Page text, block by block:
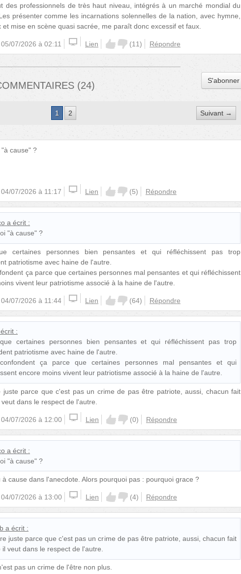
des professionnels de très haut niveau, intégrés à un marché mondial du
présenter comme les incarnations solennelles de la nation, avec hymne,
et mise en scène quasi sacrée, me paraît donc excessif et faux.
05/07/2026 à 02:11 Lien (11) Répondre
(24) S'abonner
1 2 Suivant →
cause" ?
04/07/2026 à 11:17 Lien (5) Répondre
a écrit :
"à cause" ?
certaines personnes bien pensantes et qui réfléchissent pas trop
patriotisme avec haine de l'autre.
ça parce que certaines personnes mal pensantes et qui réfléchissent
vivent leur patriotisme associé à la haine de l'autre.
04/07/2026 à 11:44 Lien (64) Répondre
:
certaines personnes bien pensantes et qui réfléchissent pas trop
patriotisme avec haine de l'autre.
ça parce que certaines personnes mal pensantes et qui
encore moins vivent leur patriotisme associé à la haine de l'autre.
juste parce que c'est pas un crime de pas être patriote, aussi, chacun fait
dans le respect de l'autre.
04/07/2026 à 12:00 Lien (0) Répondre
a écrit :
"à cause" ?
à cause dans l'anecdote. Alors pourquoi pas : pourquoi grace ?
04/07/2026 à 13:00 Lien (4) Répondre
a écrit :
juste parce que c'est pas un crime de pas être patriote, aussi, chacun fait
il veut dans le respect de l'autre.
pas un crime de l'être non plus.